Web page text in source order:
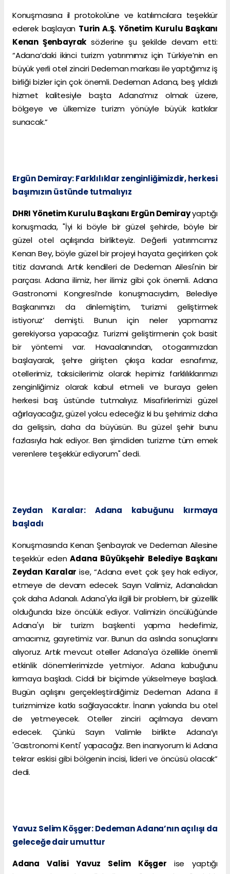
Konuşmasına il protokolüne ve katılımcılara teşekkür
ederek başlayan Turin A.Ş. Yönetim Kurulu Başkanı
Kenan Şenbayrak sözlerine şu şekilde devam etti:
“Adana’daki ikinci turizm yatırımımız için Türkiye’nin en
büyük yerli otel zinciri Dedeman markası ile yaptığımız iş
birliği bizler için çok önemli. Dedeman Adana, beş yıldızlı
hizmet kalitesiyle başta Adana’mız olmak üzere,
bölgeye ve ülkemize turizm yönüyle büyük katkılar
sunacak.”
Ergün Demiray: Farklılıklar zenginliğimizdir, herkesi
başımızın üstünde tutmalıyız
DHRI Yönetim Kurulu Başkanı Ergün Demirayyaptığı
konuşmada, "İyi ki böyle bir güzel şehirde, böyle bir
güzel otel açılışında birlikteyiz. Değerli yatırımcımız
Kenan Bey, böyle güzel bir projeyi hayata geçirirken çok
titiz davrandı. Artık kendileri de Dedeman Ailesi'nin bir
parçası. Adana ilimiz, her ilimiz gibi çok önemli. Adana
Gastronomi Kongresi’nde konuşmacıydım, Belediye
Başkanımızı da dinlemiştim, ‘turizmi geliştirmek
istiyoruz’ demişti. Bunun için neler yapmamız
gerekiyorsa yapacağız. Turizmi geliştirmenin çok basit
bir yöntemi var. Havaalanından, otogarımızdan
başlayarak, şehre girişten çıkışa kadar esnafımız,
otellerimiz, taksicilerimiz olarak hepimiz farklılıklarımızı
zenginliğimiz olarak kabul etmeli ve buraya gelen
herkesi baş üstünde tutmalıyız. Misafirlerimizi güzel
ağırlayacağız, güzel yolcu edeceğiz ki bu şehrimiz daha
da gelişsin, daha da büyüsün. Bu güzel şehir bunu
fazlasıyla hak ediyor. Ben şimdiden turizme tüm emek
verenlere teşekkür ediyorum" dedi.
Zeydan Karalar: Adana kabuğunu kırmaya
başladı
Konuşmasında Kenan Şenbayrak ve Dedeman Ailesine
teşekkür edenAdana Büyükşehir Belediye Başkanı
Zeydan Karalarise, “Adana evet çok şey hak ediyor,
etmeye de devam edecek. Sayın Valimiz, Adanalıdan
çok daha Adanalı. Adana'yla ilgili bir problem, bir güzellik
olduğunda bize öncülük ediyor. Valimizin öncülüğünde
Adana'yı bir turizm başkenti yapma hedefimiz,
amacımız, gayretimiz var. Bunun da aslında sonuçlarını
alıyoruz. Artık mevcut oteller Adana'ya özellikle önemli
etkinlik dönemlerimizde yetmiyor. Adana kabuğunu
kırmaya başladı. Ciddi bir biçimde yükselmeye başladı.
Bugün açılışını gerçekleştirdiğimiz Dedeman Adana il
turizmimize katkı sağlayacaktır. İnanın yakında bu otel
de yetmeyecek. Oteller zinciri açılmaya devam
edecek. Çünkü Sayın Valimle birlikte Adana’yı
'Gastronomi Kenti' yapacağız. Ben inanıyorum ki Adana
tekrar eskisi gibi bölgenin incisi, lideri ve öncüsü olacak”
dedi.
Yavuz Selim Köşger: Dedeman Adana’nın açılışı da
geleceğe dair umuttur
Adana Valisi Yavuz Selim Köşger ise yaptığı